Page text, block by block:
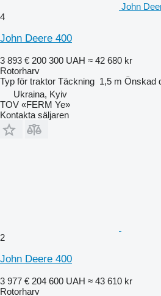
John
4
John Deere 400
3 893 € 200 300 UAH ≈ 42 680 kr
Rotorharv
Typ för traktor Täckning 1,5 m Önskad
Ukraina, Kyiv
TOV «FERM Ye»
Kontakta säljaren
2
John Deere 400
3 977 € 204 600 UAH ≈ 43 610 kr
Rotorharv